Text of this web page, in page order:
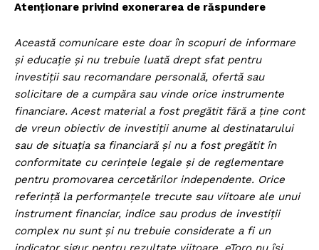
Atenționare privind exonerarea de răspundere
Această comunicare este doar în scopuri de informare
și educație și nu trebuie luată drept sfat pentru
investiții sau recomandare personală, ofertă sau
solicitare de a cumpăra sau vinde orice instrumente
financiare. Acest material a fost pregătit fără a ține cont
de vreun obiectiv de investiții anume al destinatarului
sau de situația sa financiară și nu a fost pregătit în
conformitate cu cerințele legale și de reglementare
pentru promovarea cercetărilor independente. Orice
referință la performanțele trecute sau viitoare ale unui
instrument financiar, indice sau produs de investiții
complex nu sunt și nu trebuie considerate a fi un